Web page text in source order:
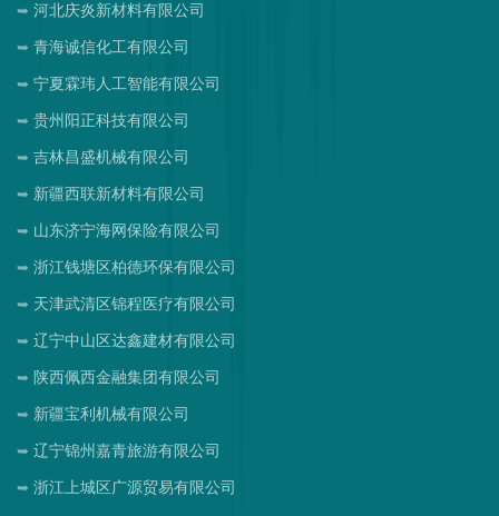
河北庆炎新材料有限公司
青海诚信化工有限公司
宁夏霖玮人工智能有限公司
贵州阳正科技有限公司
吉林昌盛机械有限公司
新疆西联新材料有限公司
山东济宁海网保险有限公司
浙江钱塘区柏德环保有限公司
天津武清区锦程医疗有限公司
辽宁中山区达鑫建材有限公司
陕西佩西金融集团有限公司
新疆宝利机械有限公司
辽宁锦州嘉青旅游有限公司
浙江上城区广源贸易有限公司